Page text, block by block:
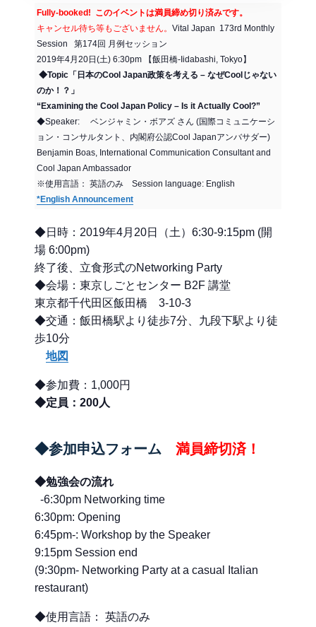
Fully-booked! このイベントは満員締め切り済みです。
キャンセル待ち等もございません。 Vital Japan 173rd Monthly
Session 第174回 月例セッション
2019年4月20日(土) 6:30pm 【飯田橋-Iidabashi, Tokyo】
◆Topic「日本のCool Japan政策を考える – なぜCoolじゃない
のか！？」
“Examining the Cool Japan Policy – Is it Actually Cool?”
◆Speaker: ベンジャミン・ボアズ さん (国際コミュニケーシ
ョン・コンサルタント、内閣府公認Cool Japanアンバサダー)
Benjamin Boas, International Communication Consultant and
Cool Japan Ambassador
※使用言語： 英語のみ Session language: English
*English Announcement
◆日時：2019年4月20日（土）6:30-9:15pm (開
場 6:00pm)
終了後、立食形式のNetworking Party
◆会場：東京しごとセンター B2F 講堂
東京都千代田区飯田橋 3-10-3
◆交通：飯田橋駅より徒歩7分、九段下駅より徒
歩10分
地図
◆参加費：1,000円
◆定員：200人
◆参加申込フォーム 満員締切済！
◆勉強会の流れ
-6:30pm Networking time
6:30pm: Opening
6:45pm-: Workshop by the Speaker
9:15pm Session end
(9:30pm- Networking Party at a casual Italian
restaurant)
◆使用言語： 英語のみ